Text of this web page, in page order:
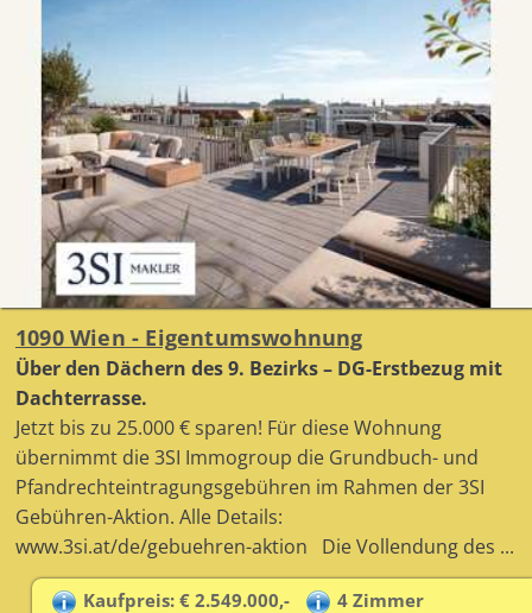
1090 Wien - Eigentumswohnung
Über den Dächern des 9. Bezirks – DG-Erstbezug mit
Dachterrasse.
Jetzt bis zu 25.000 € sparen! Für diese Wohnung
übernimmt die 3SI Immogroup die Grundbuch- und
Pfandrechteintragungsgebühren im Rahmen der 3SI
Gebühren-Aktion. Alle Details:
www.3si.at/de/gebuehren-aktion Die Vollendung des ...
Kaufpreis: € 2.549.000,-
4 Zimmer